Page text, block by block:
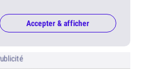
Accepter & afficher